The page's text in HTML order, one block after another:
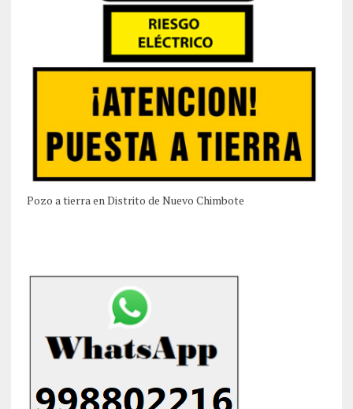
Pozo a tierra en Distrito de Nuevo Chimbote